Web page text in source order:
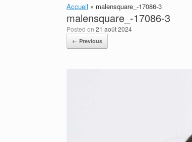
Accueil » malensquare_-17086-3
malensquare_-17086-3
Posted on 21 août 2024
← Previous